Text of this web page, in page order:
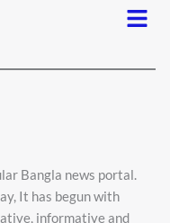
Menu
Bangla news portal.
It has begun with
informative and